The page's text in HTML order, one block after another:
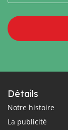
Détails
Notre histoire
La publicité